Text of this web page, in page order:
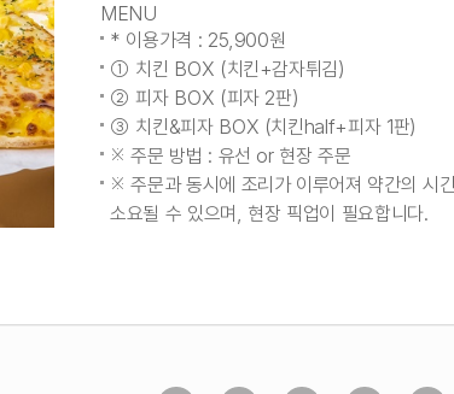
MENU
* 이용가격 : 25,900원
① 치킨 BOX (치킨+감자튀김)
② 피자 BOX (피자 2판)
③ 치킨&피자 BOX (치킨half+피자 1판)
※ 주문 방법 : 유선 or 현장 주문
※ 주문과 동시에 조리가 이루어져 약간의 시
소요될 수 있으며, 현장 픽업이 필요합니다.